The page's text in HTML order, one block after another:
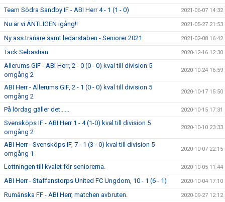
Team Södra Sandby IF - ABI Herr 4 - 1 (1 - 0) 2021-06-07 14:32
Nu är vi ÄNTLIGEN igång!! 2021-05-27 21:53
Ny ass.tränare samt ledarstaben - Seniorer 2021 2021-02-08 16:42
Tack Sebastian 2020-12-16 12:30
Allerums GIF - ABI Herr, 2 - 0 (0 - 0) kval till division 5
omgång 2
2020-10-24 16:59
ABI Herr - Allerums GIF, 2 - 1 (0 - 0) kval till division 5
omgång 2
2020-10-17 15:50
På lördag gäller det...... 2020-10-15 17:31
Svensköps IF - ABI Herr 1 - 4 (1-0) kval till division 5
omgång 2
2020-10-10 23:33
ABI Herr - Svensköps IF, 7 - 1 (3 - 0) kval till division 5
omgång 1
2020-10-07 22:15
Lottningen till kvalet för seniorerna. 2020-10-05 11:44
ABI Herr - Staffanstorps United FC Ungdom, 10 - 1 (6 - 1) 2020-10-04 17:10
Rumänska FF - ABI Herr, matchen avbruten. 2020-09-27 12:12